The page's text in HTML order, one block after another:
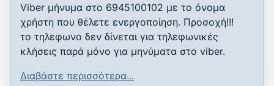
Viber μήνυμα στο 6945100102 με το όνομα
χρήστη που θέλετε ενεργοποίηση. Προσοχή!!!
το τηλεφωνο δεν δίνεται για τηλεφωνικές
κλήσεις παρά μόνο για μηνύματα στο viber.
Διαβάστε περισσότερα...